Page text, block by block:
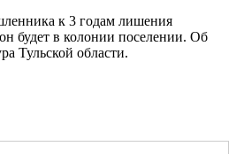
к 3 годам лишения
будет в колонии поселении. Об
Тульской области.